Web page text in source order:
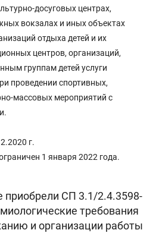
досуговых центрах,
вокзалах и иных объектах
отдыха детей и их
центров, организаций,
группам детей услуги
проведении спортивных,
массовых мероприятий с
г.
1 января 2022 года.
приобрели СП 3.1/2.4.3598-
требования
и организации работы